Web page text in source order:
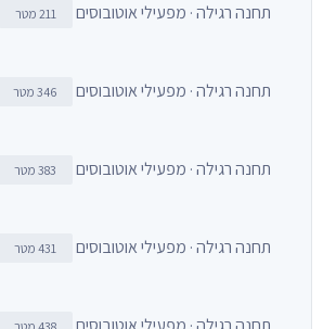
תחנה רגילה · מפעילי אוטובוסים 211 מטר
תחנה רגילה · מפעילי אוטובוסים 346 מטר
תחנה רגילה · מפעילי אוטובוסים 383 מטר
תחנה רגילה · מפעילי אוטובוסים 431 מטר